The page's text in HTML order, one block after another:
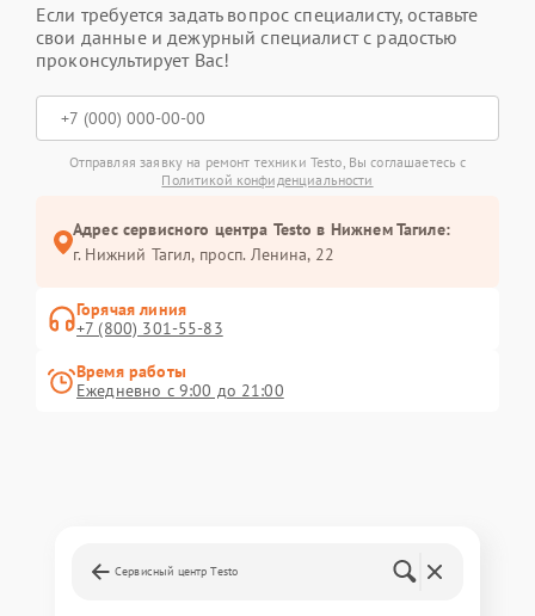
Если требуется задать вопрос специалисту, оставьте
свои данные и дежурный специалист с радостью
проконсультирует Вас!
Отправляя заявку на ремонт техники Testo, Вы соглашаетесь с
Политикой конфиденциальности
Адрес сервисного центра Testo в Нижнем Тагиле:
г. Нижний Тагил, просп. Ленина, 22
Горячая линия
+7 (800) 301-55-83
Время работы
Ежедневно с 9:00 до 21:00
Сервисный центр Testo